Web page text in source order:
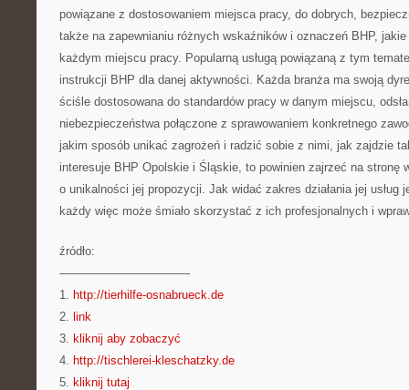
powiązane z dostosowaniem miejsca pracy, do dobrych,
także na zapewnianiu różnych wskaźników i oznaczeń BHP,
każdym miejscu pracy. Popularną usługą powiązaną z tym
instrukcji BHP dla danej aktywności. Każda branża ma swoją
ściśle dostosowana do standardów pracy w danym miejscu,
niebezpieczeństwa połączone z sprawowaniem konkretnego
jakim sposób unikać zagrożeń i radzić sobie z nimi, jak zajdzie
interesuje BHP Opolskie i Śląskie, to powinien zajrzeć na stronę
o unikalności jej propozycji. Jak widać zakres działania jej usług
każdy więc może śmiało skorzystać z ich profesjonalnych i
źródło:
———————————
1. http://tierhilfe-osnabrueck.de
2. link
3. kliknij aby zobaczyć
4. http://tischlerei-kleschatzky.de
5. kliknij tutaj